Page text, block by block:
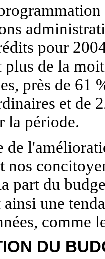
pour
plus de la
près de 61
et de
la période.
de
nos
part du
une
comme
DU